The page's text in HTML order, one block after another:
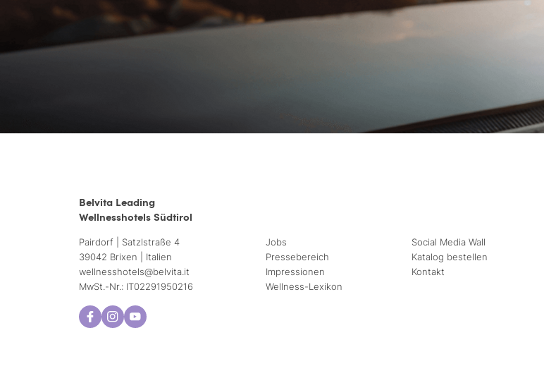
Belvita Leading
Wellnesshotels Südtirol
Pairdorf | Satzlstraße 4
39042 Brixen | Italien
wellnesshotels@belvita.it
MwSt.-Nr.: IT02291950216
Jobs
Pressebereich
Impressionen
Wellness-Lexikon
Social Media Wall
Katalog bestellen
Kontakt